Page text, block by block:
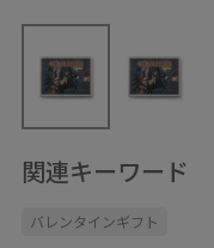
関連キーワード
バレンタインギフト